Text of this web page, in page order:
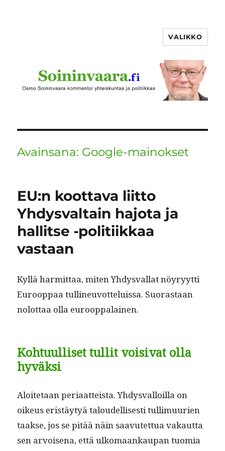
VALIKKO
Avainsana: Google-mainokset
EU:n koottava liitto
Yhdysvaltain hajota ja
hallitse ‑politiikkaa
vastaan
Kyl­lä har­mit­taa, miten Yhdys­val­lat nöyryyt­ti
Euroop­paa tullineu­vot­teluis­sa. Suo­ras­taan
nolot­taa olla eurooppalainen.
Kohtuulliset tullit voisivat olla
hyväksi
Aloite­taan peri­aat­teista. Yhdys­val­loil­la on
oikeus eristäy­tyä taloudel­lis­es­ti tul­limuurien
taakse, jos se pitää näin saavutet­tua vakaut­ta
sen arvoise­na, että ulko­maankau­pan tuo­mia